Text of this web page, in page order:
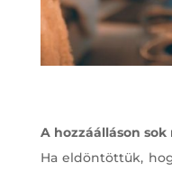
A hozzáálláson
Ha eldöntöttük,